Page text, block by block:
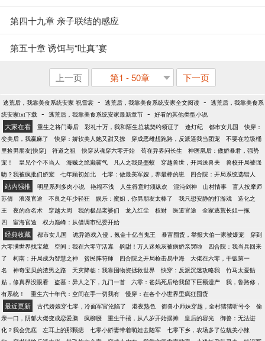
第四十九章 亲子联结的感应
第五十章 诱饵与“吐真”宴
上一页 第1 - 50章 下一页
逃荒后，我靠美食系统安家 祝雪裳 - 逃荒后，我靠美食系统安家全文阅读 - 逃荒后，我靠美食系
统安家txt下载 - 逃荒后，我靠美食系统安家最新章节 - 好看的其他类型小说
大家在看 重生之将门毒后 彩礼十万，我和陌生总裁契约领证了 逢灯纪 都市女儿国
快穿：
变美后，我赢麻了
快穿：娇软美人她又甜又撩 穿成恶雌想跑路，反派逼我当团宠
不要在垃圾桶
里捡男朋友[快穿]
符道之祖 快穿从魂穿六零开始 苟在异界问长生
神医凰后：傲娇暴君，强势
宠！
皇兄个个不当人 海贼之绝巅霸气 凡人之我是墨蛟 穿越兽世，开局送兽夫
兽校开局被强
吻？我被疯批们娇宠
七年顾初如北 七零：做最美军嫂，养最棒的崽 四合院：开局系统选错人
站内强推 明星系列多肉小说 艳福不浅 人生得意时须纵欢 混沌剑神 山村情事
盲人按摩师
苏倩
浪漫官途 不良之年少轻狂 娱乐：蜜姐，你男朋友太棒了 我只想安静的打游戏
造化之
王
夜的命名术 穿越大周 我的极品老婆们 龙入红尘 权财 医道官途
全家逃荒长姐一拖
四
宦海官途 权力巅峰：从借调市纪委开始
经典收藏 都市女儿国 诡异游戏入侵，氪金十亿当鬼王 暴富囤货，举报大伯一家被爆宠
穿到
六零满世界找宝藏
空间：我在六零守活寡 齁甜！万人迷炮灰被病娇亲哭啦
四合院：我当兵回来
了
柯南：开局成为智慧之神 贫民阵符师 四合院之开局枪击易中海
大佬在六零，干饭第一
名
神奇宝贝的渣男之路 天灾降临：我靠囤物资拯救世界 快穿：反派沉迷攻略我
竹马太爱贴
贴，修真界没眼看
盗墓：异人之下，九门一首 六零：爸妈死后给我留下巨额遗产
我，鲁路修，
有系统！
重生六十年代：空间在手一切我有 慢穿：在各个小世界里疯狂囤货
最近更新 古代娇娘穿七零，冷面军官沦陷了 港夜熟色 御兽小师妹穿越，全村猪猪听号令
偷
亲一口，阴郁大佬变成恋爱脑
疯柳腰 重生千禧，从八岁开始摆摊 皇后的容光
御兽：无法进
化？我会兜底
左耳上的那颗痣 七零小娇妻带着萌娃去随军
七零下乡，农场多了位貌美小辣